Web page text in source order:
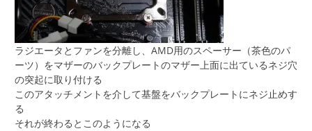
ラジエータとファンを分離し、AMD用のスペーサー（茶色のパ
ーツ）をマザーのバックプレートのマザー上面に出ているネジ穴
の突起に取り付ける
このアタッチメントを介して基盤をバックプレートにネジ止めす
る
それが終わるとこのようになる